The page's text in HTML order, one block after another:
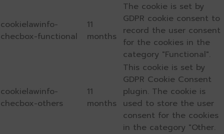
cookielawinfo-
checbox-functional
11
months
The cookie is set by
GDPR cookie consent to
record the user consent
for the cookies in the
category "Functional".
cookielawinfo-
checbox-others
11
months
This cookie is set by
GDPR Cookie Consent
plugin. The cookie is
used to store the user
consent for the cookies
in the category "Other.